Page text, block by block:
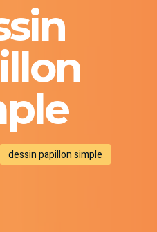
dessin papillon simple